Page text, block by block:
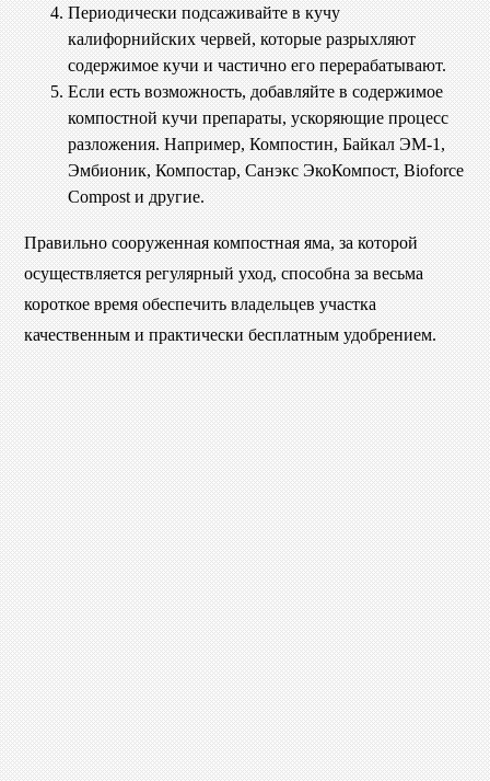
Периодически подсаживайте в кучу
калифорнийских червей, которые разрыхляют
содержимое кучи и частично его перерабатывают.
Если есть возможность, добавляйте в содержимое
компостной кучи препараты, ускоряющие процесс
разложения. Например, Компостин, Байкал ЭМ-1,
Эмбионик, Компостар, Санэкс ЭкоКомпост, Bioforce
Compost и другие.
Правильно сооруженная компостная яма, за которой
осуществляется регулярный уход, способна за весьма
короткое время обеспечить владельцев участка
качественным и практически бесплатным удобрением.